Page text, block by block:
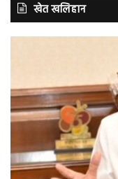
खेत खलिहान